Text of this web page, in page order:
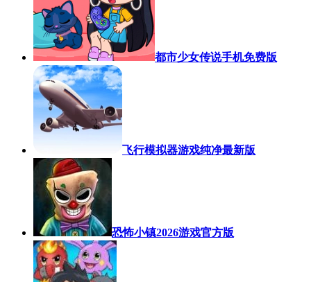
都市少女传说手机免费版
飞行模拟器游戏纯净最新版
恐怖小镇2026游戏官方版